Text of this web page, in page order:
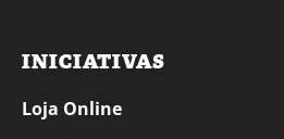
INICIATIVAS
Loja Online